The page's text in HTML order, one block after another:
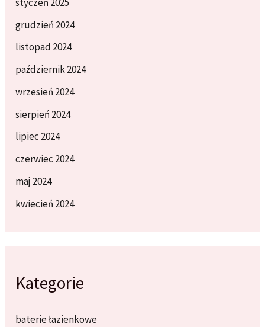
grudzień 2024
listopad 2024
październik 2024
wrzesień 2024
sierpień 2024
lipiec 2024
czerwiec 2024
maj 2024
kwiecień 2024
Kategorie
baterie łazienkowe